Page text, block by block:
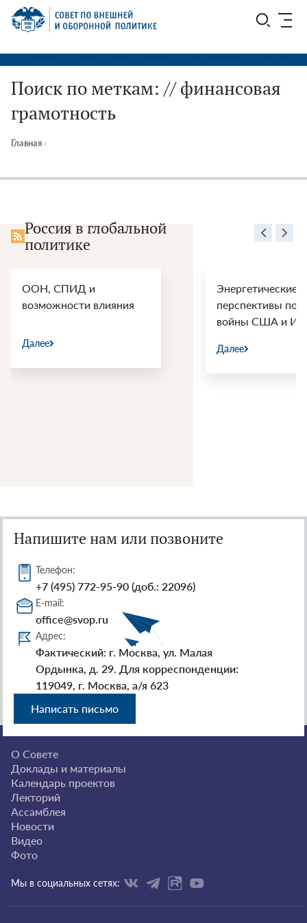
Перейти
СВОП
Поиск по меткам: // финансовая
грамотность
Главная ›
Россия в глобальной
политике
ООН, СПИД и
возможности влияния
Далее
Энергетические
перспективы
войны США и
Далее
Напишите нам или позвоните
Телефон:
+7 (495) 772-95-90 (доб.: 22096)
E-mail:
office@svop.ru
Адрес:
Фактический: г. Москва, ул. Малая
Ордынка, д. 29. Для корреспонденции:
119049, г. Москва, а/я 623
Написать письмо
О Совете
Доклады и материалы
Календарь проектов
Лекторий
Ассамблея
Новости
Видео
Фото
Мы в социальных сетях: